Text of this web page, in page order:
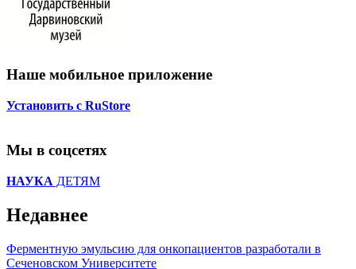
Наше мобильное приложение
Установить с RuStore
Мы в соцсетях
НАУКА ДЕТЯМ
Недавнее
Ферментную эмульсию для онкопациентов разработали в
Сеченовском Университете